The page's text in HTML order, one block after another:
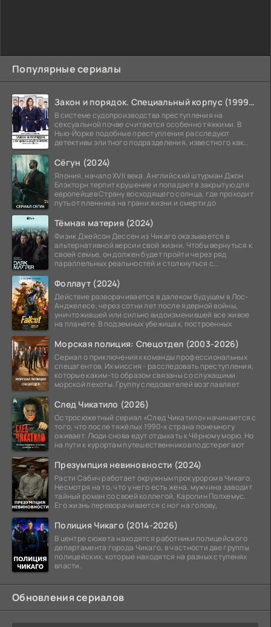
Популярные сериалы
Закон и порядок. Специальный корпус (1999-2026)
В системе судопроизводства преступления на
сексуальной почве считаются особенно тяжкими. В
Нью-Йорке подобные преступления расследуют
детективы элитного подразделения, известного как
Сёгун (2024)
Япония, начало XVII века. Английский штурман Джон
Блэкторн терпит крушение и попадает в закрытую для
европейцев Страну восходящего солнца, где проходит
путь от пленника на грани жизни и смерти до
Тёмная материя (2024)
Физик Джейсон Дессен из Чикаго оказывается в
альтернативной версии свой жизни. Чтобы вернуться к
своей семье, он должен будет пройти через ряд
параллельных реальностей и столкнуться с
Фоллаут (2024)
Действие разворачивается в далеком будущем в Лос-
Анджелесе, через сотни лет после ядерной войны,
уничтожившей или сильно видоизменившей все живое
на планете. В подземных убежищах, построенных
Морская полиция: Спецотдел (2003-2026)
Сериал о приключениях команды профессиональных
спецагентов. Их миссия - расследовать преступления,
которые каким-то образом связаны со служащими
морской пехоты. Группу следователей возглавляет
След Чикатило (2026)
Остросюжетный сериал «След Чикатило» начинается с
того, что после тяжёлых 1990-х страна понемногу
оживает. Люди снова едут отдыхать к Чёрному морю. Но
на пути к курортам путешественников подстерегают
Презумпция невиновности (2024)
Расти Сабич работает окружным прокурором в Чикаго.
Несмотря на то, что у него есть жена, мужчина заводит
тайный роман со своей коллегой, Каролин Полхемус.
Его жизнь переворачивается с ног на голову,
Полиция Чикаго (2014-2026)
В центре сюжета находятся работники полицейского
департамента города Чикаго, в частности две группы
полицейских, которые находятся на разных ступенях
власти.
Обновления сериалов